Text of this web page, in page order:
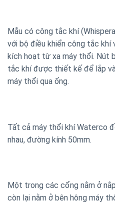
Mẫu có công tắc khí
với bộ điều khiển công tắc khí
kích hoạt từ xa máy thổi. Nút
tắc khí được thiết kế để lắp
máy thổi qua ống.
Tất cả máy thổi khí Waterco
nhau, đường kính 50mm.
Một trong các cổng nằm ở
còn lại nằm ở bên hông máy